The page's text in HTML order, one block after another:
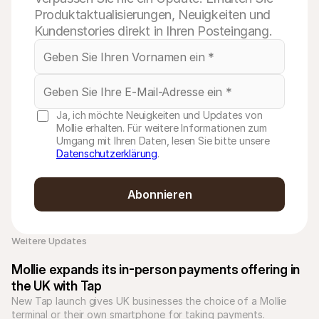
Produktaktualisierungen, Neuigkeiten und
Kundenstories direkt in Ihren Posteingang.
Ja, ich möchte Neuigkeiten und Updates von
Mollie erhalten. Für weitere Informationen zum
Umgang mit Ihren Daten, lesen Sie bitte unsere
Datenschutzerklärung.
Abonnieren
Weitere Updates
Mollie expands its in-person payments offering in
the UK with Tap
New Tap launch gives UK businesses the choice of a Mollie
terminal or their own smartphone for taking payments.